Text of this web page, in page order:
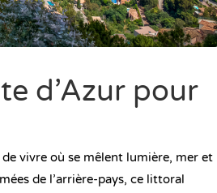
d’Azur pour
de vivre où se mêlent lumière, mer et
de l’arrière-pays, ce littoral